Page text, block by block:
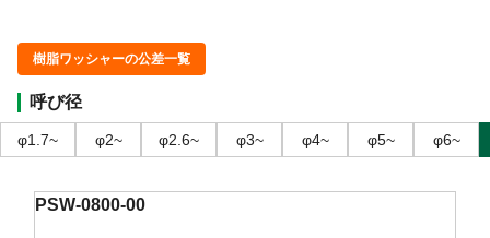
樹脂ワッシャーの公差一覧
呼び径
φ1.7~ φ2~ φ2.6~ φ3~ φ4~ φ5~ φ6~
PSW-0800-00